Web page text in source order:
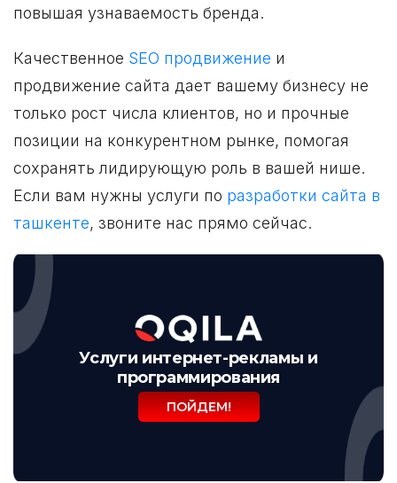
повышая узнаваемость бренда.
Качественное SEO продвижение и
продвижение сайта дает вашему бизнесу не
только рост числа клиентов, но и прочные
позиции на конкурентном рынке, помогая
сохранять лидирующую роль в вашей нише.
Если вам нужны услуги по разработки сайта в
ташкенте, звоните нас прямо сейчас.
Услуги интернет-рекламы и
программирования
ПОЙДЕМ!